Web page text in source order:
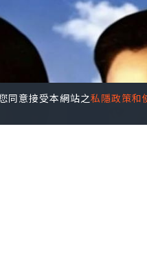
同意接受本網站之私隱政策和